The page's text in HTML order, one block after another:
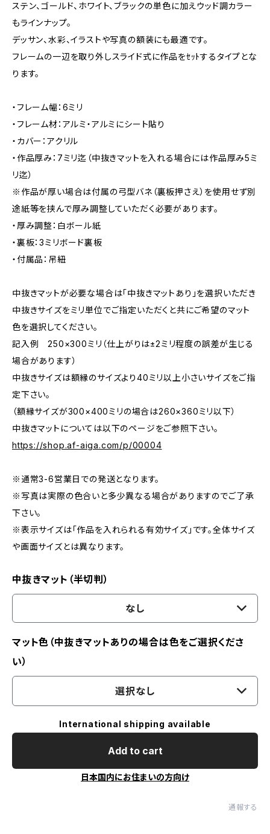
ステン、ゴールド、ホワイト、ブラックの単色に加えウッド調カラー
もラインナップ。
デッサン、水彩、イラストや写真の額装にも最適です。
フレームの一辺を取り外しスライド式に作品をｾｯﾄするタイプとな
ります。
・フレーム幅：6ミリ
・フレーム材：アルミ・アルミにシート貼り
・カバー：アクリル
・作品厚み：7ミリ迄（中抜きマットを入れる場合には作品厚み5ミ
リ迄）
※作品が厚い場合は付属の弓型バネ（裏板押さえ）を使用せず別
途紙等を挟んで厚み調整していただく必要があります。
・厚み調整：白ボール紙
・裏板：3ミリボード裏板
・付属品：吊紐
中抜きマットが必要な場合は「中抜きマットあり」を選択いただき
中抜きサイズをミリ単位でご指定いただくと共にご希望のマット
色を選択してください。
記入例 250×300ミリ（仕上がりは±2ミリ程度の誤差が生じる
場合があります）
中抜きサイズは額縁のサイズより40ミリ以上小さいサイズをご指
定下さい。
（額縁サイズが300×400ミリの場合は260×360ミリ以下）
中抜きマットについては以下のページをご参照下さい。
https://shop.af-aiga.com/p/00004
※通常3-6営業日での発送となります。
※写真は実際の色合いと多少異なる場合がありますのでご了承
下さい。
※表示サイズは「作品を入れられる有効サイズ」です。全体サイズ
や画面サイズとは異なります。
中抜きマット（半切判）
なし
マット色（中抜きマットありの場合は色をご選択くださ
い）
選択なし
International shipping available
Add to cart
日本国内にお住まいの方向け
通報する